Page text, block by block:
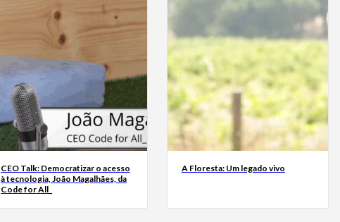
CEO Talk: Democratizar o acesso
à tecnologia, João Magalhães, da
Code for All_
A Floresta: Um legado vivo